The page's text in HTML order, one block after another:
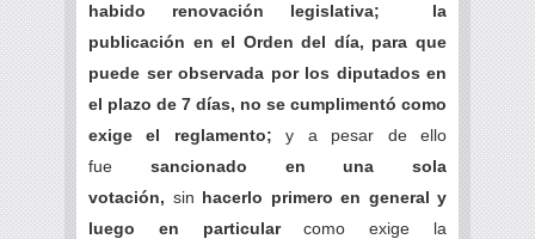
habido renovación legislativa; la
publicación en el Orden del día, para que
puede ser observada por los diputados en
el plazo de 7 días, no se cumplimentó como
exige el reglamento;y a pesar de ello
fue sancionado en una sola
votación, sin hacerlo primero en general y
luego en particularcomo exige la